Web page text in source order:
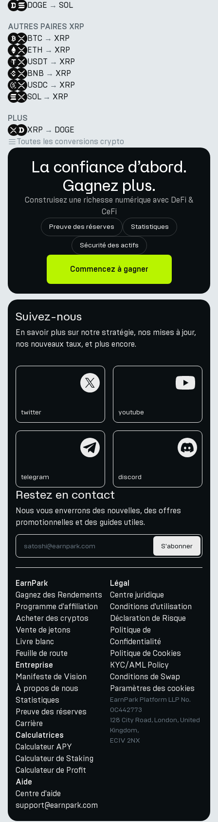
DOGE → SOL
AUTRES PAIRES XRP
BTC → XRP
ETH → XRP
USDT → XRP
BNB → XRP
USDC → XRP
SOL → XRP
PLUS
XRP → DOGE
Toutes les conversions crypto
La confiance d’abord.
Gagnez plus.
Construisez une richesse numérique avec DeFi &
CeFi
Preuve des réserves Statistiques
Sécurité des actifs
Commencez à gagner
Suivez-nous
En savoir plus sur notre stratégie, nos mises à jour,
nos nouveaux taux, et plus encore.
twitter youtube
telegram discord
Restez en contact
Nous vous enverrons des nouvelles, des offres
promotionnelles et des guides utiles.
S'abonner
EarnPark
Gagnez des Rendements
Programme d'affiliation
Acheter des cryptos
Vente de jetons
Livre blanc
Feuille de route
Entreprise
Manifeste de Vision
À propos de nous
Statistiques
Preuve des réserves
Carrière
Calculatrices
Calculateur APY
Calculateur de Staking
Calculateur de Profit
Aide
Centre d'aide
support@earnpark.com
Légal
Centre juridique
Conditions d'utilisation
Déclaration de Risque
Politique de
Confidentialité
Politique de Cookies
KYC/AML Policy
Conditions de Swap
Paramètres des cookies
EarnPark Platform LLP No.
OC442773
128 City Road, London, United
Kingdom,
EC1V 2NX